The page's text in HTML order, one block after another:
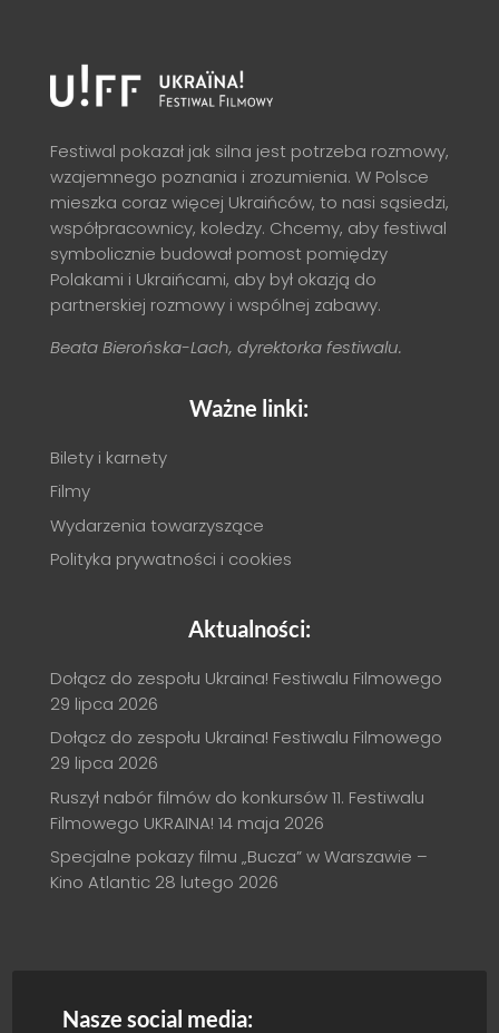
Festiwal pokazał jak silna jest potrzeba rozmowy,
wzajemnego poznania i zrozumienia. W Polsce
mieszka coraz więcej Ukraińców, to nasi sąsiedzi,
współpracownicy, koledzy. Chcemy, aby festiwal
symbolicznie budował pomost pomiędzy
Polakami i Ukraińcami, aby był okazją do
partnerskiej rozmowy i wspólnej zabawy.
Beata Bierońska-Lach, dyrektorka festiwalu.
Ważne linki:
Bilety i karnety
Filmy
Wydarzenia towarzyszące
Polityka prywatności i cookies
Aktualności:
Dołącz do zespołu Ukraina! Festiwalu Filmowego
29 lipca 2026
Dołącz do zespołu Ukraina! Festiwalu Filmowego
29 lipca 2026
Ruszył nabór filmów do konkursów 11. Festiwalu
Filmowego UKRAINA! 14 maja 2026
Specjalne pokazy filmu „Bucza” w Warszawie –
Kino Atlantic 28 lutego 2026
Nasze social media: